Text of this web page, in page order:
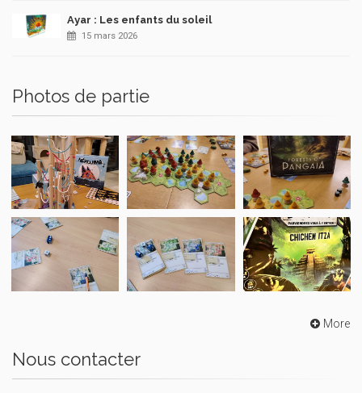
Ayar : Les enfants du soleil
15 mars 2026
Photos de partie
More
Nous contacter